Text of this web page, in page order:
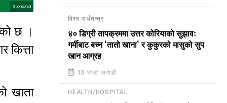
Sponsored
छ ।
खाता
विश्व अर्थतन्त्र
४० डिग्री तापक्रममा उत्तर कोरियाको सुझावः
गर्मीबाट बच्न ‘तातो खाना’ र कुकुरको मासुको सुप
खान आग्रह
15 घण्टा अगाडी
HEALTH/HOSPITAL